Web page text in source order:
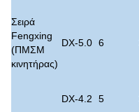
Σειρά
Fengxing
(ΠΜΣΜ
κινητήρας)
DX-5.0 6
DX-4.2 5